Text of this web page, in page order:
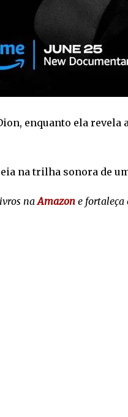
enquanto ela revela
na trilha sonora de
naAmazone fortaleça